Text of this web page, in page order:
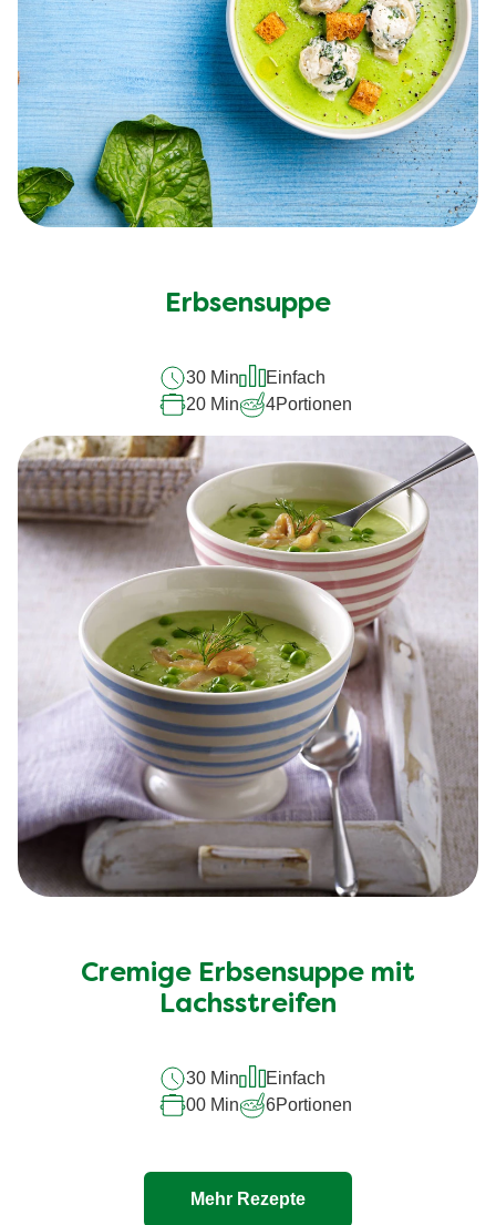
Erbsensuppe
30 Min
Einfach
20 Min
4Portionen
Cremige Erbsensuppe mit
Lachsstreifen
30 Min
Einfach
00 Min
6Portionen
Mehr Rezepte